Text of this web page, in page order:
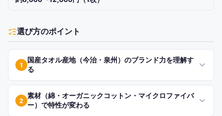
選び方のポイント
1
国産タオル産地（今治・泉州）のブランド力を理解す
る
2
素材（綿・オーガニックコットン・マイクロファイバ
ー）で特性が変わる